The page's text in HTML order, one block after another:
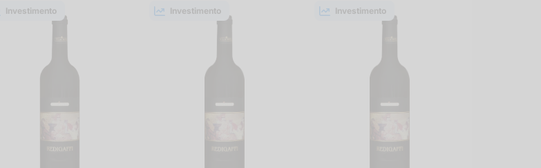
Investimento Investimento Investimento